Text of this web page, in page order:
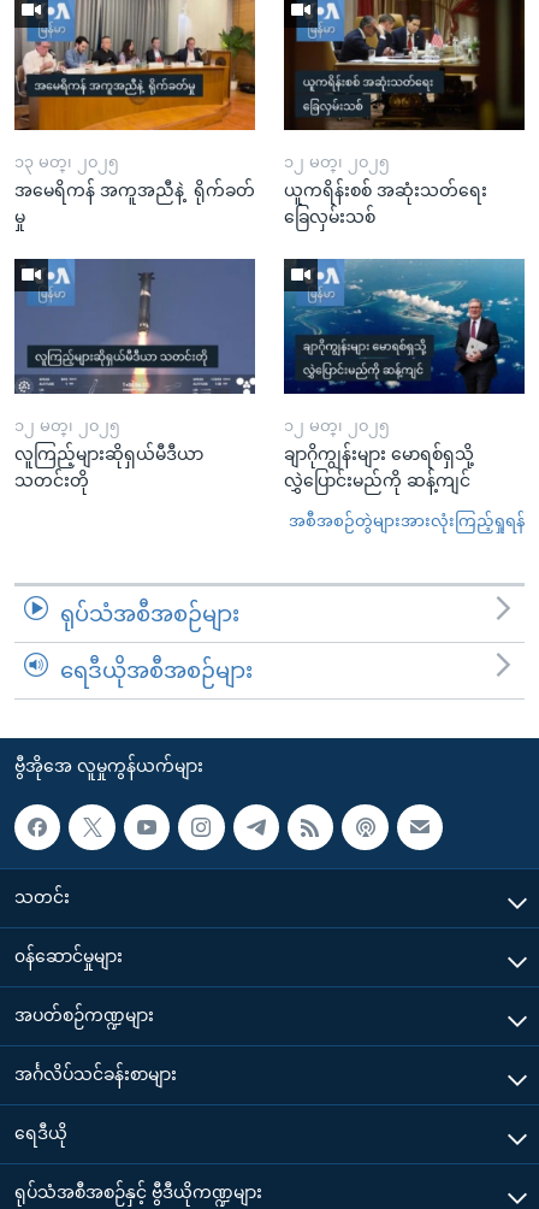
၁၃ မတ္၊ ၂၀၂၅
အမေရိကန် အကူအညီနဲ့ ရိုက်ခတ်
မှု
၁၂ မတ္၊ ၂၀၂၅
ယူကရိန်းစစ် အဆုံးသတ်ရေး
ခြေလှမ်းသစ်
၁၂ မတ္၊ ၂၀၂၅
လူကြည့်များဆိုရှယ်မီဒီယာ
သတင်းတို
၁၂ မတ္၊ ၂၀၂၅
ချာဂိုကျွန်းများ မောရစ်ရှသို့
လွှဲပြောင်းမည်ကို ဆန့်ကျင်
အစီအစဉ်တွဲများအားလုံးကြည့်ရှုရန်
ရုပ်သံအစီအစဉ်များ
ရေဒီယိုအစီအစဉ်များ
ဗွီအိုအေ လူမှုကွန်ယက်များ
သတင်း
၀န်ဆောင်မှုများ
အပတ်စဉ်ကဏ္ဍများ
အင်္ဂလိပ်သင်ခန်းစာများ
ရေဒီယို
ရုပ်သံအစီအစဉ်နှင့် ဗွီဒီယိုကဏ္ဍများ